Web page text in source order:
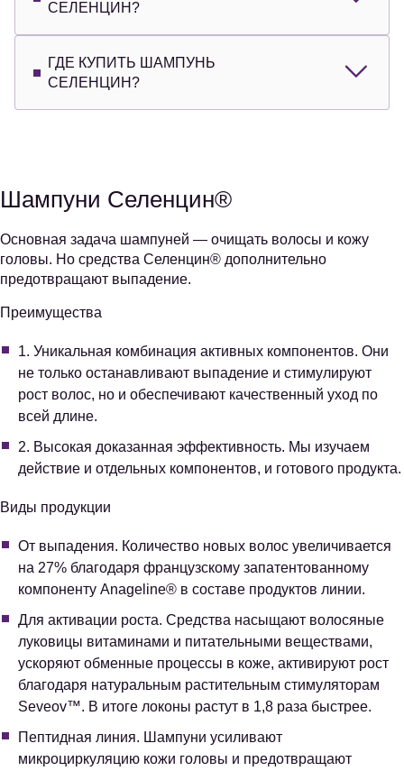
СЕЛЕНЦИН?
ГДЕ КУПИТЬ ШАМПУНЬ
СЕЛЕНЦИН?
Шампуни Селенцин®
Основная задача шампуней — очищать волосы и кожу
головы. Но средства Селенцин® дополнительно
предотвращают выпадение.
Преимущества
1. Уникальная комбинация активных компонентов. Они
не только останавливают выпадение и стимулируют
рост волос, но и обеспечивают качественный уход по
всей длине.
2. Высокая доказанная эффективность. Мы изучаем
действие и отдельных компонентов, и готового продукта.
Виды продукции
От выпадения. Количество новых волос увеличивается
на 27% благодаря французскому запатентованному
компоненту Anageline® в составе продуктов линии.
Для активации роста. Средства насыщают волосяные
луковицы витаминами и питательными веществами,
ускоряют обменные процессы в коже, активируют рост
благодаря натуральным растительным стимуляторам
Seveov™. В итоге локоны растут в 1,8 раза быстрее.
Пептидная линия. Шампуни усиливают
микроциркуляцию кожи головы и предотвращают